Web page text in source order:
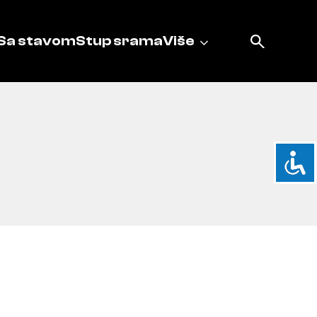
stavomStup sramaViše